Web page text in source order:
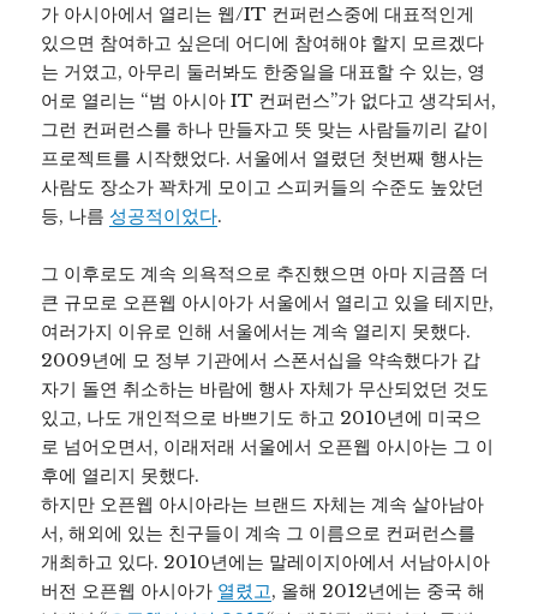
가 아시아에서 열리는 웹/IT 컨퍼런스중에 대표적인게
있으면 참여하고 싶은데 어디에 참여해야 할지 모르겠다
는 거였고, 아무리 둘러봐도 한중일을 대표할 수 있는, 영
어로 열리는 “범 아시아 IT 컨퍼런스”가 없다고 생각되서,
그런 컨퍼런스를 하나 만들자고 뜻 맞는 사람들끼리 같이
프로젝트를 시작했었다. 서울에서 열렸던 첫번째 행사는
사람도 장소가 꽉차게 모이고 스피커들의 수준도 높았던
등, 나름 성공적이었다.
그 이후로도 계속 의욕적으로 추진했으면 아마 지금쯤 더
큰 규모로 오픈웹 아시아가 서울에서 열리고 있을 테지만,
여러가지 이유로 인해 서울에서는 계속 열리지 못했다.
2009년에 모 정부 기관에서 스폰서십을 약속했다가 갑
자기 돌연 취소하는 바람에 행사 자체가 무산되었던 것도
있고, 나도 개인적으로 바쁘기도 하고 2010년에 미국으
로 넘어오면서, 이래저래 서울에서 오픈웹 아시아는 그 이
후에 열리지 못했다.
하지만 오픈웹 아시아라는 브랜드 자체는 계속 살아남아
서, 해외에 있는 친구들이 계속 그 이름으로 컨퍼런스를
개최하고 있다. 2010년에는 말레이지아에서 서남아시아
버전 오픈웹 아시아가 열렸고, 올해 2012년에는 중국 해